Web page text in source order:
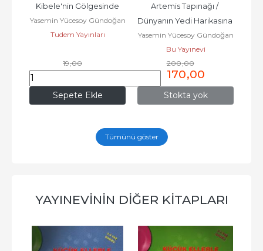
Sepete Ekle
Kibele'nin Gölgesinde
Yasemin Yücesoy Gündoğan
Tudem Yayınları
19,00
16,72
Stokta yok
Artemis Tapınağı /
Dünyanın Yedi Harikasına
Sihirli Yolculuk -4
Yasemin Yücesoy Gündoğan
Bu Yayınevi
200,00
170,00
Tümünü göster
YAYINEVININ DIĞER KITAPLARI